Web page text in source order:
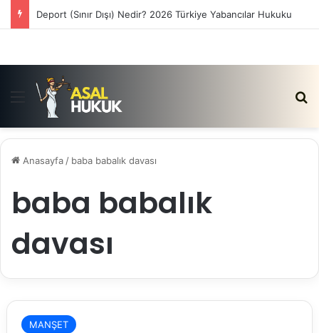
Deport (Sınır Dışı) Nedir? 2026 Türkiye Yabancılar Hukuku
Menü
Anasayfa / baba babalık davası
baba babalık
davası
MANŞET